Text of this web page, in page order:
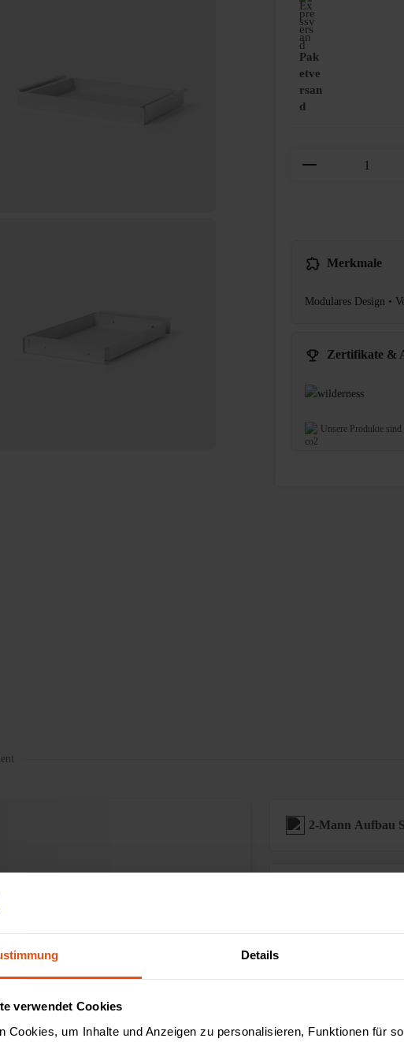
Details
verwendet Cookies
Cookies, um Inhalte und Anzeigen zu personalisieren, Funktionen für
Pak
etve
rsan
d
Produkt
Merkmale
Modulares Design •
Zertifikate &
Unsere Produkte
2-Mann Aufbau